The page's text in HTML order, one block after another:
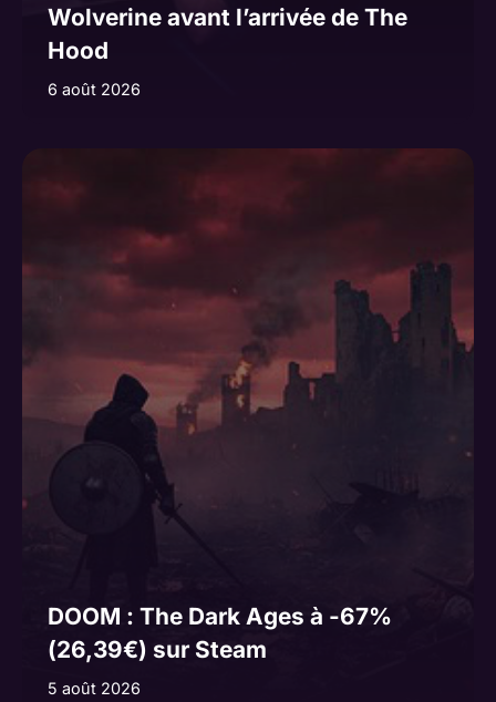
Wolverine avant l’arrivée de The
Hood
6 août 2026
DOOM : The Dark Ages à -67%
(26,39€) sur Steam
5 août 2026